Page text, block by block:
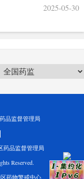
2025-05-30
品监督管理局
药品监督管理局
Reserved.
药物警戒中心